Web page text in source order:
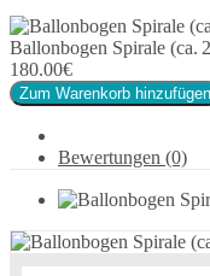
Ballonbogen Spirale (ca.
180.00€
Zum Warenkorb hinzufügen
Bewertungen (0)